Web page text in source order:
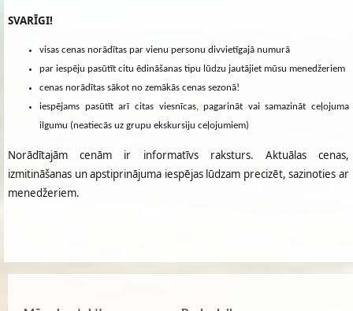
SVARĪGI!
visas cenas norādītas par vienu personu divvietīgajā numurā
par iespēju pasūtīt citu ēdināšanas tipu lūdzu jautājiet mūsu menedžeriem
cenas norādītas sākot no zemākās cenas sezonā!
iespējams pasūtīt arī citas viesnīcas, pagarināt vai samazināt ceļojuma
ilgumu (neatiecās uz grupu ekskursiju ceļojumiem)
Norādītajām cenām ir informatīvs raksturs. Aktuālas cenas,
izmitināšanas un apstiprinājuma iespējas lūdzam precizēt, sazinoties ar
menedžeriem.